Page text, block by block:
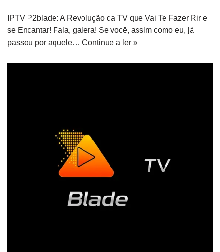
IPTV P2blade: A Revolução da TV que Vai Te Fazer Rir e
se Encantar! Fala, galera! Se você, assim como eu, já
passou por aquele… Continue a ler »